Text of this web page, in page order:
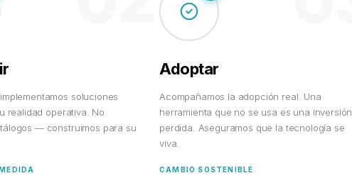
soluciones
realidad operativa. No
— construimos para su
Adoptar
Acompañamos la adopción real. Una
herramienta que no se usa es una inversión
perdida. Aseguramos que la tecnología se
viva.
CAMBIO SOSTENIBLE